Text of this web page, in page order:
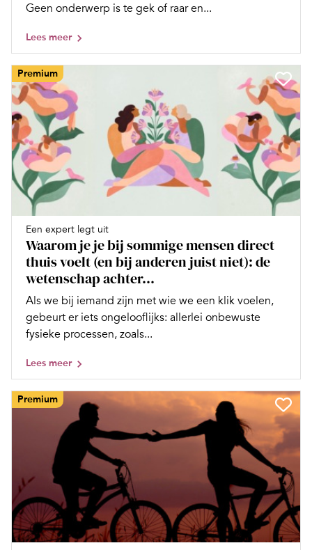
Geen onderwerp is te gek of raar en...
Lees meer
Premium
Een expert legt uit
Waarom je je bij sommige mensen direct
thuis voelt (en bij anderen juist niet): de
wetenschap achter...
Als we bij iemand zijn met wie we een klik voelen,
gebeurt er iets ongelooflijks: allerlei onbewuste
fysieke processen, zoals...
Lees meer
Premium